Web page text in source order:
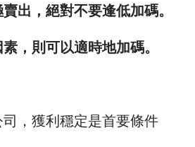
出，絕對不要逢低加碼。
，則可以適時地加碼。
，獲利穩定是首要條件